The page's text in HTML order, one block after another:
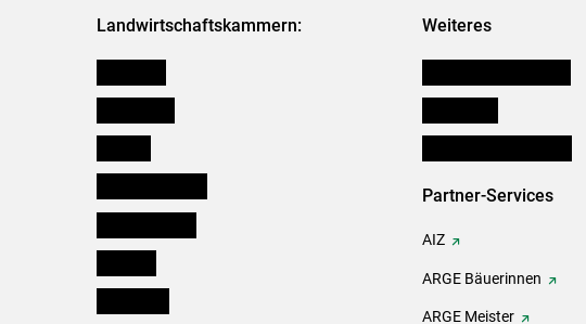
Landwirtschaftskammern: Weiteres
Partner-Services
AIZ
ARGE Bäuerinnen
ARGE Meister